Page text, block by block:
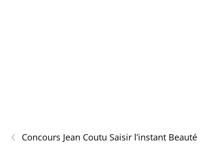
‹ Concours Jean Coutu Saisir l’instant Beauté